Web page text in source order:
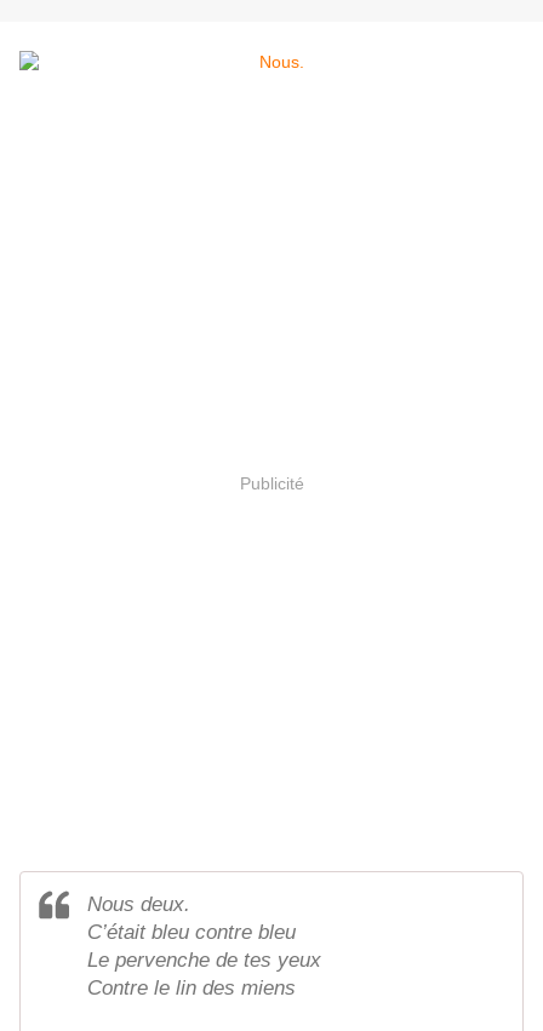
Publicité
Nous deux.
C’était bleu contre bleu
Le pervenche de tes yeux
Contre le lin des miens